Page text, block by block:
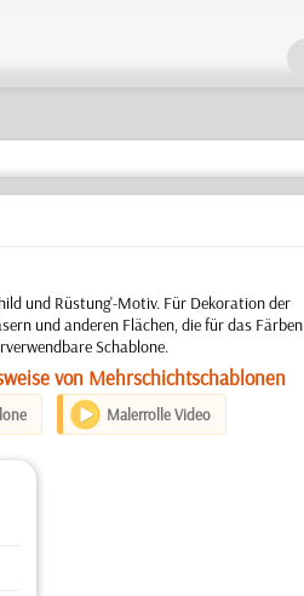
und Rüstung'-Motiv. Für Dekoration der
und anderen Flächen, die für das Färben
Schablone.
von Mehrschichtschablonen
Malerrolle Video